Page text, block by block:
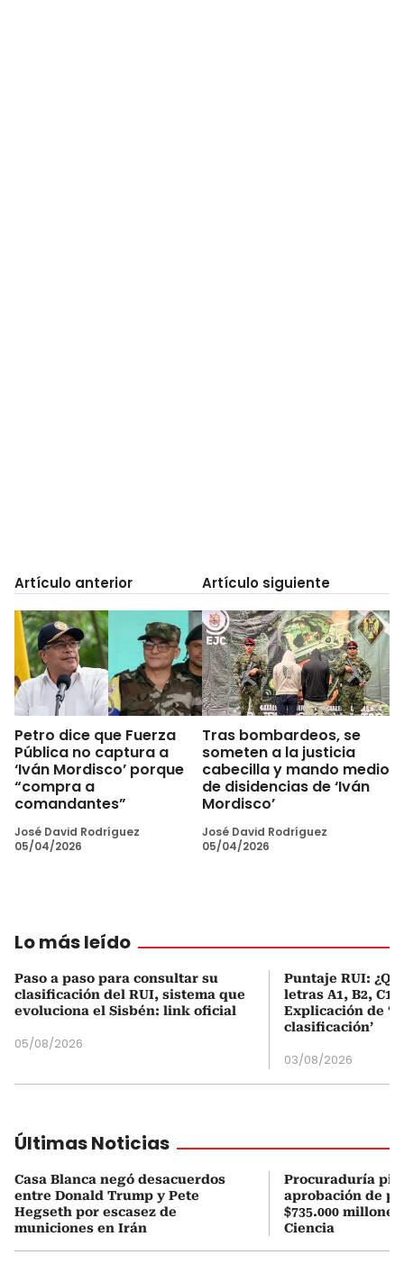
Artículo anterior
Petro dice que Fuerza
Pública no captura a
‘Iván Mordisco’ porque
“compra a
comandantes”
José David Rodríguez
05/04/2026
Artículo siguiente
Tras bombardeos, se
someten a la justicia
cabecilla y mando medio
de disidencias de ‘Iván
Mordisco’
José David Rodríguez
05/04/2026
Lo más leído
Paso a paso para consultar su
clasificación del RUI, sistema que
evoluciona el Sisbén: link oficial
05/08/2026
Puntaje RUI:
letras A1, B2, C1
Explicación de
clasificación’
03/08/2026
Últimas Noticias
Casa Blanca negó desacuerdos
entre Donald Trump y Pete
Hegseth por escasez de
municiones en Irán
Procuraduría
aprobación de
$735.000
Ciencia